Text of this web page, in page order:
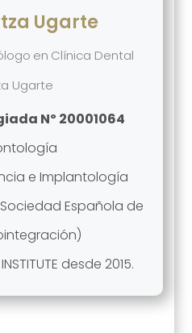
Ugarte
en Clínica Dental
Ugarte
Nº 20001064
e Implantología
Española de
desde 2015.